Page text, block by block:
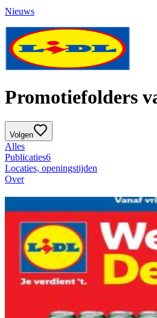
Nieuws
Promotiefolders
Volgen
Alles
Publicaties6
Locaties, openingstijden
Over